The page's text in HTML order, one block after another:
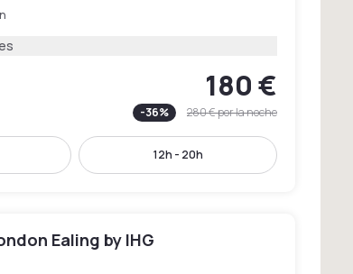
180 €
-36% 280 €por la noche
12h - 20h
Ealing by IHG